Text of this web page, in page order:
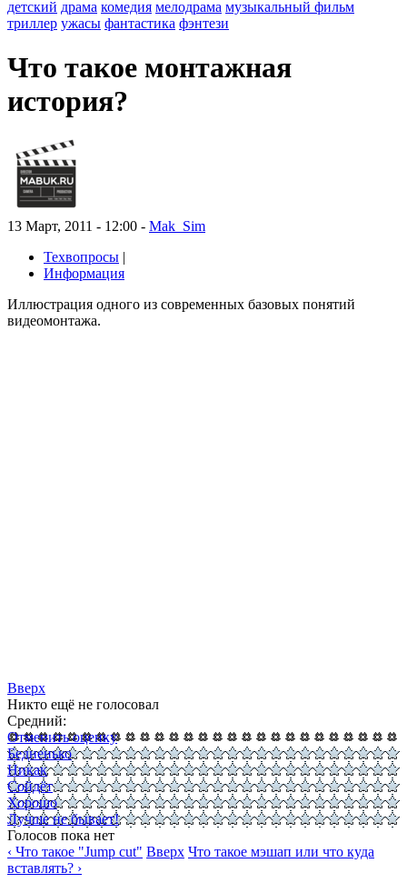
детский драма комедия мелодрама музыкальный фильм
триллер ужасы фантастика фэнтези
Что такое монтажная
история?
13 Март, 2011 - 12:00 - Mak_Sim
Техвопросы |
Информация
Иллюстрация одного из современных базовых понятий
видеомонтажа.
Вверх
Никто ещё не голосовал
Средний:
Отменить оценку
Бедненько
Никак
Сойдёт
Хорошо
Лучше не бывает!
Голосов пока нет
‹ Что такое "Jump cut" Вверх Что такое мэшап или что куда
вставлять? ›